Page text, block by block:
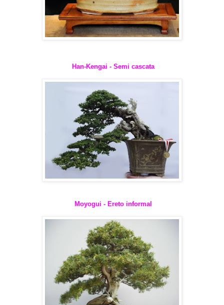
Han-Kengai - Semi cascata
Moyogui - Ereto informal